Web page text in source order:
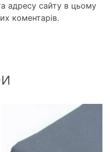
адресу сайту в цьому
коментарів.